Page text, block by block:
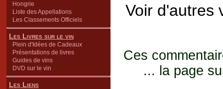
Hongrie
Liste des Appellations
Les Classements Officiels
Les Livres sur le vin
Plein d'Idées de Cadeaux
Présentations de livres
Guides de vins
DVD sur le vin
Les Liens
Voir d'autres
Ces
... la page